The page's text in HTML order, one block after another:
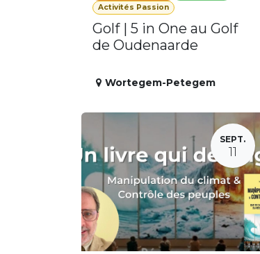
Activités Passion
Golf | 5 in One au Golf
de Oudenaarde
Wortegem-Petegem
SEPT.
11